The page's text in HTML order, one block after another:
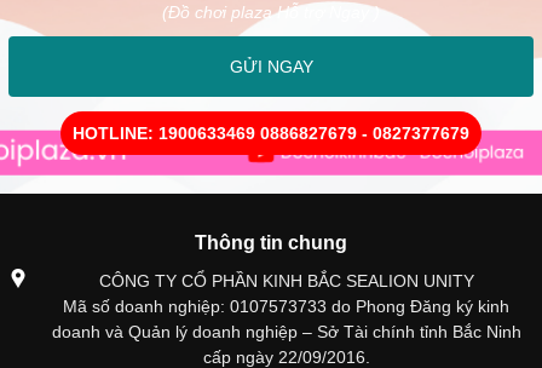
(Đồ chơi plaza Hỗ trợ Ngay )
GỬI NGAY
HOTLINE: 1900633469 0886827679 - 0827377679
Thông tin chung
CÔNG TY CỔ PHẦN KINH BẮC SEALION UNITY
Mã số doanh nghiệp: 0107573733 do Phong Đăng ký kinh
doanh và Quản lý doanh nghiệp – Sở Tài chính tỉnh Bắc Ninh
cấp ngày 22/09/2016.